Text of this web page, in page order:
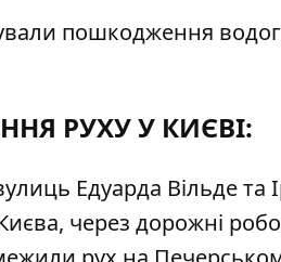
пошкодження
РУХУ У КИЄВІ:
Едуарда Вільде та
через дорожні